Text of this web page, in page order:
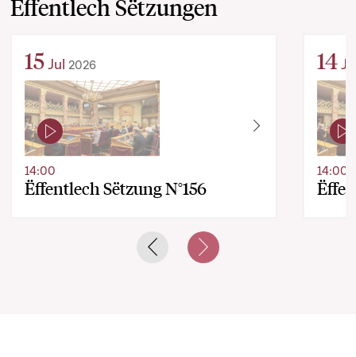
Ëffentlech Sëtzungen
15Jul 2026
Ëffentlech Sëtzung N°156
14:00
14
14:00
Previous slideNext slide